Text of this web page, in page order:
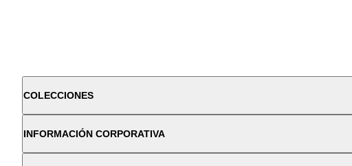
COLECCIONES
INFORMACIÓN CORPORATIVA